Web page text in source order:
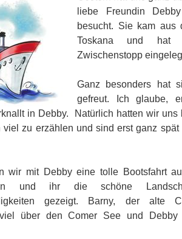
liebe Freundin
besucht. Sie kam aus
Toskana und
Zwischenstopp
Ganz besonders hat
gefreut. Ich glaube,
in Debby. Natürlich hatten wir uns
viel zu erzählen und sind erst ganz spät
wir mit Debby eine tolle Bootsfahrt
und ihr die schöne
gezeigt. Barny, der alte
über den Comer See und